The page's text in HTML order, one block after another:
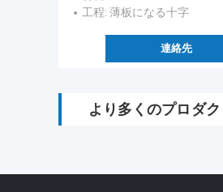
工程: 薄板になる十字
連絡先
より多くのプロダク